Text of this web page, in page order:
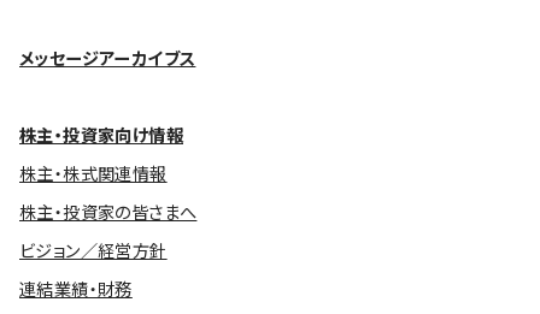
メッセージアーカイブス
株主・投資家向け情報
株主・株式関連情報
株主・投資家の皆さまへ
ビジョン／経営方針
連結業績・財務